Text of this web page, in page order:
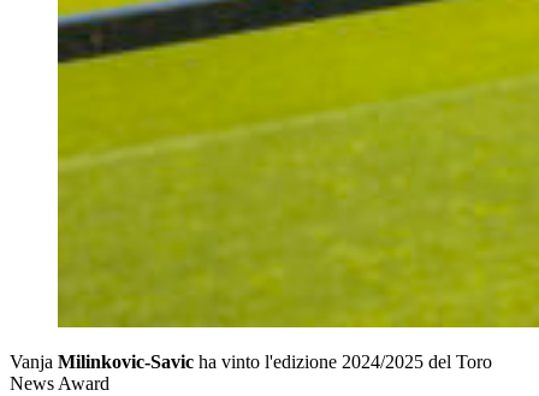
Vanja Milinkovic-Savic ha vinto l'edizione 2024/2025 del Toro
News Award